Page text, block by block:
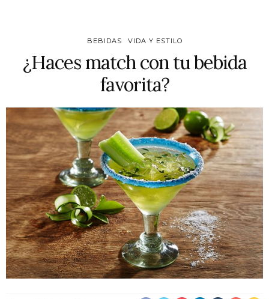
BEBIDAS VIDA Y ESTILO
¿Haces match con tu bebida
favorita?